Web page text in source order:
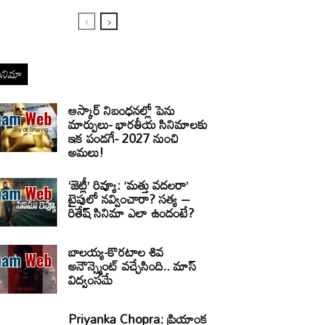
ఆస్కార్ నిబంధనల్లో పెను
మార్పులు- భారతీయ సినిమాలకు
ఇక పండగే- 2027 నుంచి
అమలు!
‘జెట్లీ’ రివ్యూ: ‘మత్తు వదలరా’
టైపులో నవ్వించారా? సత్య –
రితేష్ సినిమా ఎలా ఉందంటే?
బాలయ్య-కొరటాల శివ
అనౌన్స్మెంట్ వచ్చేసింది.. మాస్
విద్వంసమే
Priyanka Chopra: ప్రియాంక